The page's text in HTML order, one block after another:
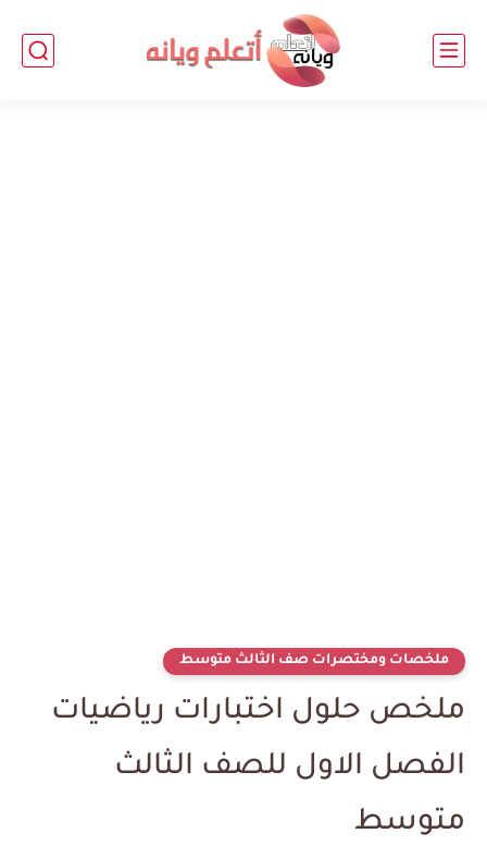
ملخصات ومختصرات صف الثالث متوسط
ملخص حلول اختبارات رياضيات
الفصل الاول للصف الثالث
متوسط